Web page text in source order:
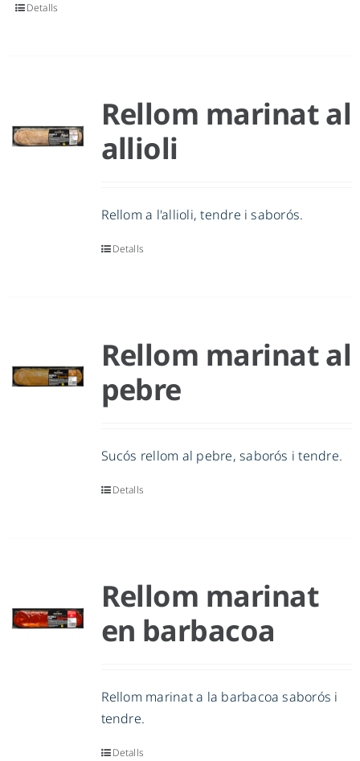
Detalls
Rellom marinat al
allioli
Rellom a l'allioli, tendre i saborós.
Detalls
Rellom marinat al
pebre
Sucós rellom al pebre, saborós i tendre.
Detalls
Rellom marinat
en barbacoa
Rellom marinat a la barbacoa saborós i
tendre.
Detalls